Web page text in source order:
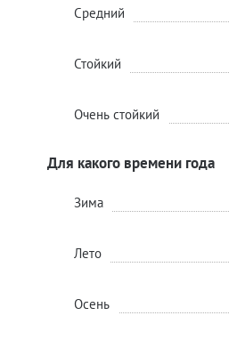
Средний
Стойкий
Очень стойкий
Для какого времени года
Зима
Лето
Осень